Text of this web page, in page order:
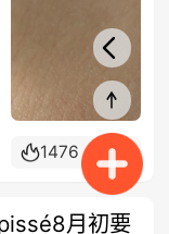
1476 28
月初要